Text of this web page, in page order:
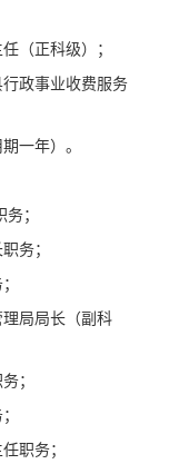
（正科级）；
政事业收费服务
一年）。
；
务；
局局长（副科
；
职务；